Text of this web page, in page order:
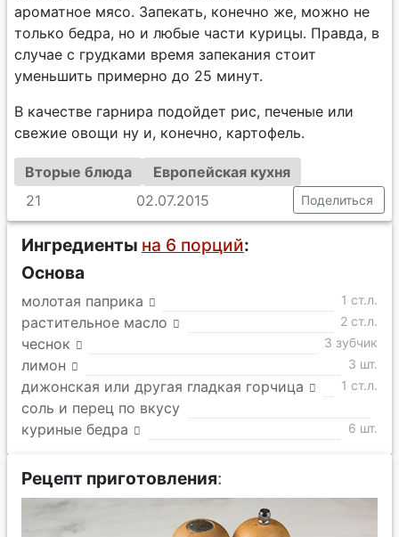
ароматное мясо. Запекать, конечно же, можно не
только бедра, но и любые части курицы. Правда, в
случае с грудками время запекания стоит
уменьшить примерно до 25 минут.
В качестве гарнира подойдет рис, печеные или
свежие овощи ну и, конечно, картофель.
Вторые блюда
Европейская кухня
21
02.07.2015 Поделиться
Ингредиенты на 6 порций:
Основа
молотая паприка 1 ст.л.
растительное масло 2 ст.л.
чеснок 3 зубчик
лимон 3 шт.
дижонская или другая гладкая горчица 1 ст.л.
соль и перец по вкусу
куриные бедра
6 шт.
Рецепт приготовления: